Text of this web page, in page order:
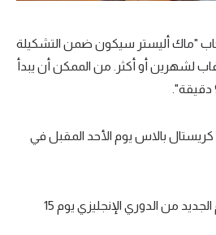
"ماك أليستر سيكون ضمن التشكيلة
لشهرين أو أكثر. من الممكن أن يبدأ
بالاس يوم الأحد المقبل في
وذلك قبل انطلاق الموسم الجديد من الدوري الإنجليزي يوم 15